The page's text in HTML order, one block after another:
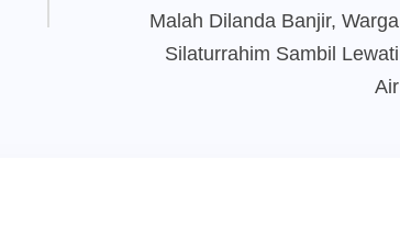
Malah Dilanda Banjir, Warga
Silaturrahim Sambil Lewati
Air